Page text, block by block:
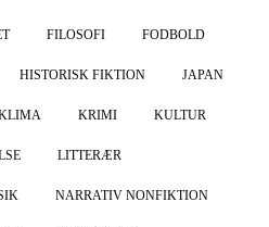
FILOSOFI FODBOLD
HISTORISK FIKTION JAPAN
KRIMI KULTUR
LITTERÆR
NARRATIV NONFIKTION